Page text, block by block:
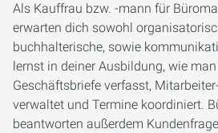
Als Kauffrau bzw. -mann für
erwarten dich sowohl
buchhalterische, sowie
lernst in deiner Ausbildung, wie
Geschäftsbriefe verfasst,
verwaltet und Termine koordiniert.
beantworten außerdem